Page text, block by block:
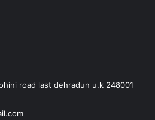
road last dehradun u.k 248001